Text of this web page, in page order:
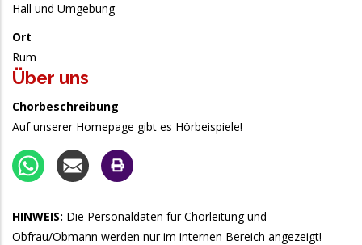
Hall und Umgebung
Ort
Rum
Über uns
Chorbeschreibung
Auf unserer Homepage gibt es Hörbeispiele!
HINWEIS: Die Personaldaten für Chorleitung und
Obfrau/Obmann werden nur im internen Bereich angezeigt!